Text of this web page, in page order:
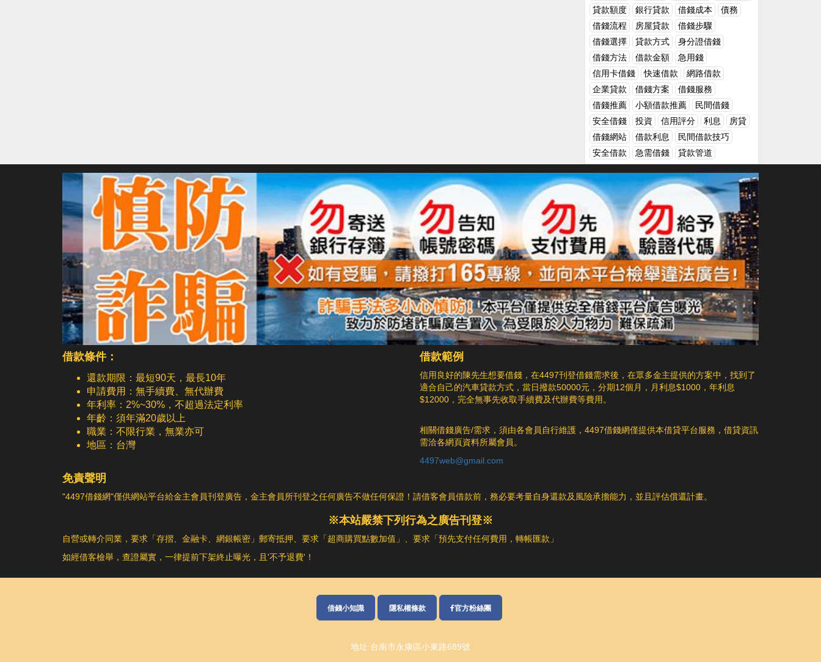
吃力不討好的事，讓自己陷入進退兩難的情
況。 其實無論朋友需要的是小額借款或是較
大額的借貸時，通常我都會建議他們可以尋
求民間借款的幫助，必竟朋友借錢之間容易
產生的風險實在太多了。況且，現在網路發
達，只要在網路上尋找借錢或是小額借款的
相關資訊都可以輕易找到全省各地的借款方
式，如小額借款、證件借款、汽機車借款
等，都是可以輕易搜尋到的。朋友、家人並
不是用來借錢的工具，如果自己真的有困難
時，應該要依靠自己的條件或是能力去尋找
解決的管道，這樣才是一個負責任的成年
人！延伸閱讀借錢的原則，該如何借錢呢?
朋友需要借錢，如何換個角度來幫助他呢？
朋友有借錢需求？先別急著拒絕！聰明人應
該這樣做
貸款額度
銀行貸款 借錢成本
債務
借錢流程
房屋貸款
借錢步驟
借錢選擇
貸款方式
身分證借錢
借錢方法
借款金額
急用錢
信用卡借錢
快速借款
網路借款
企業貸款
借錢方案
借錢服務
借錢推薦
小額借款推薦
民間借錢
安全借錢
投資 信用評分 利息
房貸
借錢網站
借款利息
民間借款技巧
安全借款
急需借錢 貸款管道
借款條件：
還款期限：最短90天，最長10年
申請費用：無手續費、無代辦費
年利率：2%~30%，不超過法定利率
年齡：須年滿20歲以上
職業：不限行業，無業亦可
地區：台灣
借款範例
信用良好的陳先生想要借錢，在4497刊登借錢需求後，在眾多金主提供的方案中，找到了
適合自己的汽車貸款方式，當日撥款50000元，分期12個月，月利息$1000，年利息
$12000，完全無事先收取手續費及代辦費等費用。
相關借錢廣告/需求，須由各會員自行維護，4497借錢網僅提供本借貸平台服務，借貸資訊
需洽各網頁資料所屬會員。
4497web@gmail.com
免責聲明
"4497借錢網"僅供網站平台給金主會員刊登廣告，金主會員所刊登之任何廣告不做任何保證！請借客會員借款前，務必要考量自身還款及風險承擔能力，並且評估償還計畫。
※本站嚴禁下列行為之廣告刊登※
自營或轉介同業，要求「存摺、金融卡、網銀帳密」郵寄抵押、要求「超商購買點數加值」、要求「預先支付任何費用，轉帳匯款」
如經借客檢舉，查證屬實，一律提前下架終止曝光，且'不予退費'！
借錢小知識 隱私權條款 官方粉絲團
地址:台南市永康區小東路689號